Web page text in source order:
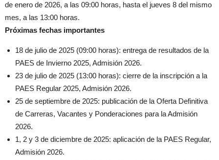
de enero de 2026, a las 09:00 horas, hasta el jueves 8 del mismo
mes, a las 13:00 horas.
Próximas fechas importantes
18 de julio de 2025 (09:00 horas): entrega de resultados de la
PAES de Invierno 2025, Admisión 2026.
23 de julio de 2025 (13:00 horas): cierre de la inscripción a la
PAES Regular 2025, Admisión 2026.
25 de septiembre de 2025: publicación de la Oferta Definitiva
de Carreras, Vacantes y Ponderaciones para la Admisión
2026.
1, 2 y 3 de diciembre de 2025: aplicación de la PAES Regular,
Admisión 2026.